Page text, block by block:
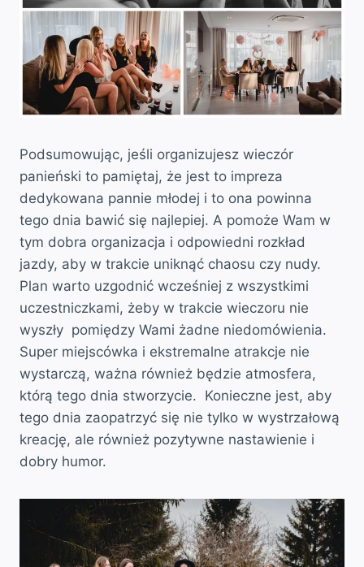
Podsumowując, jeśli organizujesz wieczór
panieński to pamiętaj, że jest to impreza
dedykowana pannie młodej i to ona powinna
tego dnia bawić się najlepiej. A pomoże Wam w
tym dobra organizacja i odpowiedni rozkład
jazdy, aby w trakcie uniknąć chaosu czy nudy.
Plan warto uzgodnić wcześniej z wszystkimi
uczestniczkami, żeby w trakcie wieczoru nie
wyszły pomiędzy Wami żadne niedomówienia.
Super miejscówka i ekstremalne atrakcje nie
wystarczą, ważna również będzie atmosfera,
którą tego dnia stworzycie. Konieczne jest, aby
tego dnia zaopatrzyć się nie tylko w wystrzałową
kreację, ale również pozytywne nastawienie i
dobry humor.